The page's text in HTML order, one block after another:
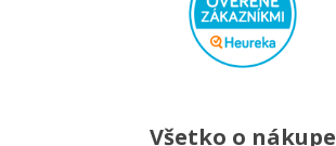
Všetko o nákupe